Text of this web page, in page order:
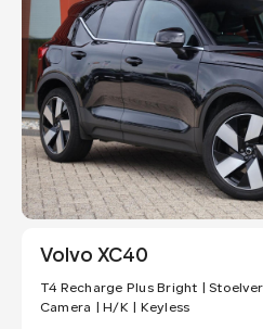
Volvo XC40
T4 Recharge Plus Bright |
Camera | H/K | Keyless